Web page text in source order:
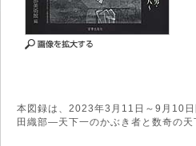
本図録は、2023年3月11日～9月10
田織部―天下一のかぶき者と数奇の